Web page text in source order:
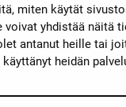
miten käytät
voivat yhdistää näitä
antanut heille tai
heidän